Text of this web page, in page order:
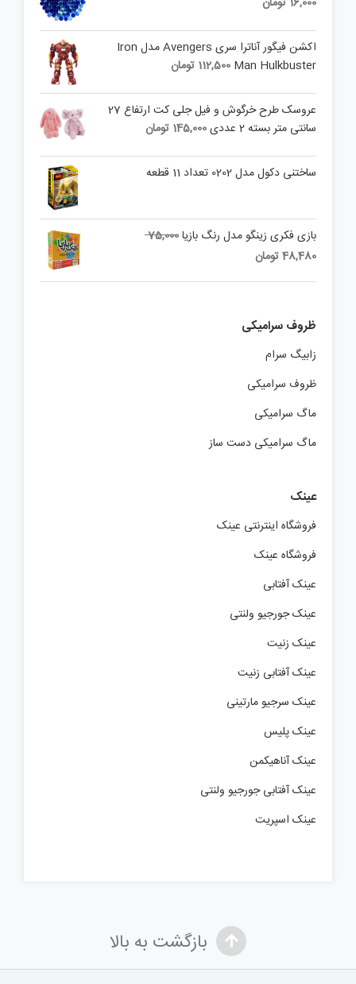
اکشن فیگور آناترا سری Avengers مدل Iron
Man Hulkbuster
112,500 تومان
عروسک طرح خرگوش و فیل جلی کت ارتفاع 27
سانتی متر بسته 2 عددی
145,000 تومان
ساختنی دکول مدل 0202 تعداد 11 قطعه
بازی فکری زینگو مدل رنگ بازیا75,000
Original
48,480تومان
ظروف سرامیکی
زابیگ سرام
ظروف سرامیکی
ماگ سرامیکی
ماگ سرامیکی دست ساز
عینک
فروشگاه اینترنتی عینک
فروشگاه عینک
عینک آفتابی
عینک جورجیو ولنتی
عینک زنیت
عینک آفتابی زنیت
عینک سرجیو مارتینی
عینک پلیس
عینک آناهیکمن
عینک آفتابی جورجیو ولنتی
عینک اسپریت
بازگشت به بالا